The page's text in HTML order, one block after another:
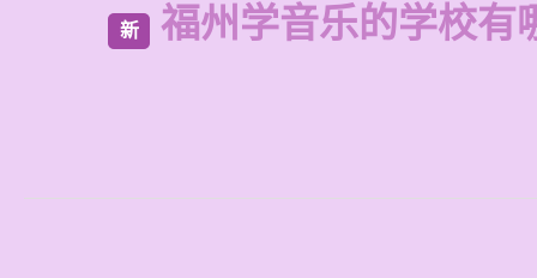
新 福州学音乐的学校有